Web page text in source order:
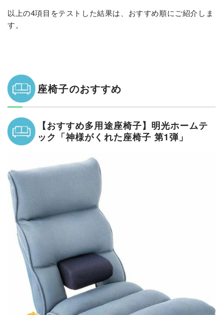
以上の4項目をテストした結果は、おすすめ順にご紹介しま
す。
座椅子のおすすめ
【おすすめ多用途座椅子】明光ホームテ
ック「神様がくれた座椅子 第1弾」